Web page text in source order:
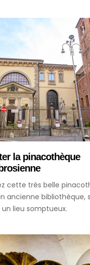
la pinacothèque
cette très belle
ancienne bibliothèque,
un lieu somptueux.